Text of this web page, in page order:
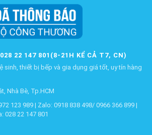
22 147 801(8-21H KỂ CẢ T7, CN)
sinh, thiết bị bếp và gia dụng giá tốt, uy tín hàng
Nhà Bè, Tp.HCM
123 989 | Zalo: 0918 838 498/ 0966 366 899 |
028 22 147 801